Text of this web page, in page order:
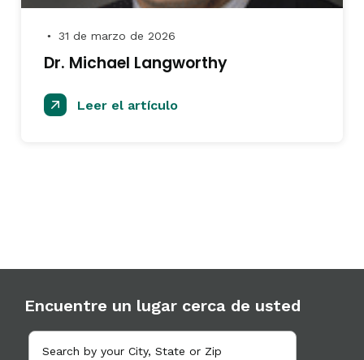
● 31 de marzo de 2026
Dr. Michael Langworthy
Leer el artículo
Encuentre un lugar cerca de usted